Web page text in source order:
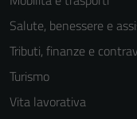
Salute, benessere e
Tributi, finanze e
Turismo
Vita lavorativa